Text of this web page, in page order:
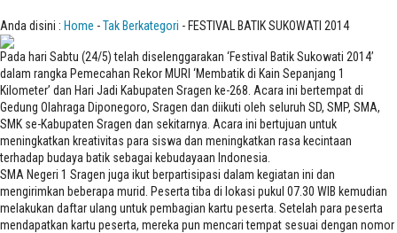
Anda disini : Home -Tak Berkategori - FESTIVAL BATIK SUKOWATI 2014
Pada hari Sabtu (24/5) telah diselenggarakan ‘Festival Batik Sukowati 2014’
dalam rangka Pemecahan Rekor MURI ‘Membatik di Kain Sepanjang 1
Kilometer’ dan Hari Jadi Kabupaten Sragen ke-268. Acara ini bertempat di
Gedung Olahraga Diponegoro, Sragen dan diikuti oleh seluruh SD, SMP, SMA,
SMK se-Kabupaten Sragen dan sekitarnya. Acara ini bertujuan untuk
meningkatkan kreativitas para siswa dan meningkatkan rasa kecintaan
terhadap budaya batik sebagai kebudayaan Indonesia.
SMA Negeri 1 Sragen juga ikut berpartisipasi dalam kegiatan ini dan
mengirimkan beberapa murid. Peserta tiba di lokasi pukul 07.30 WIB kemudian
melakukan daftar ulang untuk pembagian kartu peserta. Setelah para peserta
mendapatkan kartu peserta, mereka pun mencari tempat sesuai dengan nomor